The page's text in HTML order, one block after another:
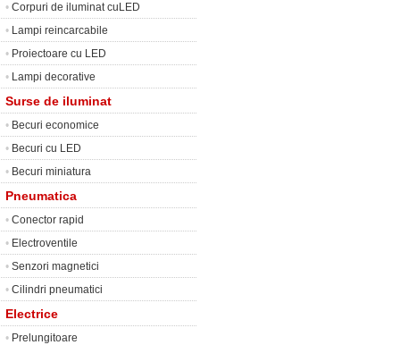
• Corpuri de iluminat cuLED
• Lampi reincarcabile
• Proiectoare cu LED
• Lampi decorative
Surse de iluminat
• Becuri economice
• Becuri cu LED
• Becuri miniatura
Pneumatica
• Conector rapid
• Electroventile
• Senzori magnetici
• Cilindri pneumatici
Electrice
• Prelungitoare